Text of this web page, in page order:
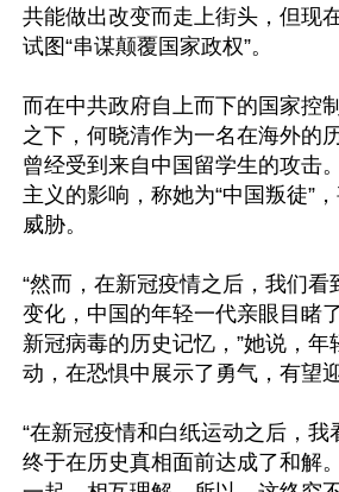
共能做出改变而走上街头，但现
试图“串谋颠覆国家政权”。
而在中共政府自上而下的国家控
之下，何晓清作为一名在海外的
曾经受到来自中国留学生的攻击
主义的影响，称她为“中国叛徒”
威胁。
“然而，在新冠疫情之后，我们看
变化，中国的年轻一代亲眼目睹
新冠病毒的历史记忆，”她说，年
动，在恐惧中展示了勇气，有望
“在新冠疫情和白纸运动之后，我
终于在历史真相面前达成了和解